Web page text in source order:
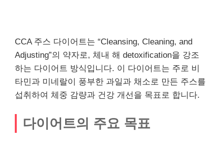
CCA 주스 다이어트는 “Cleansing, Cleaning, and
Adjusting”의 약자로, 체내 해 detoxification을 강조
하는 다이어트 방식입니다. 이 다이어트는 주로 비
타민과 미네랄이 풍부한 과일과 채소로 만든 주스를
섭취하여 체중 감량과 건강 개선을 목표로 합니다.
다이어트의 주요 목표